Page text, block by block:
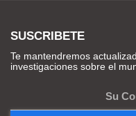
SUSCRIBETE
Te mantendremos
investigaciones sobre el